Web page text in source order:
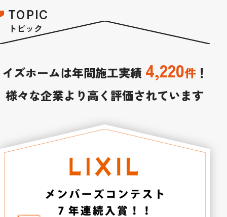
TOPIC
トピック
イズホームは年間施工実績 4,220件！
様々な企業より高く評価されています